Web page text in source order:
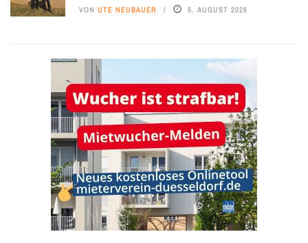
VON UTE NEUBAUER 5. AUGUST 2026